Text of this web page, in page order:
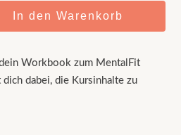
In den Warenkorb
Workbook zum MentalFit
dabei, die Kursinhalte zu